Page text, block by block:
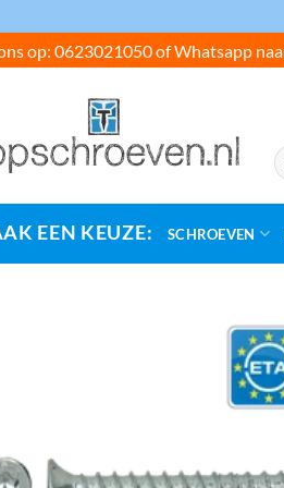
op: 0623021050 of Whatsapp
EEN KEUZE: SCHROEVEN